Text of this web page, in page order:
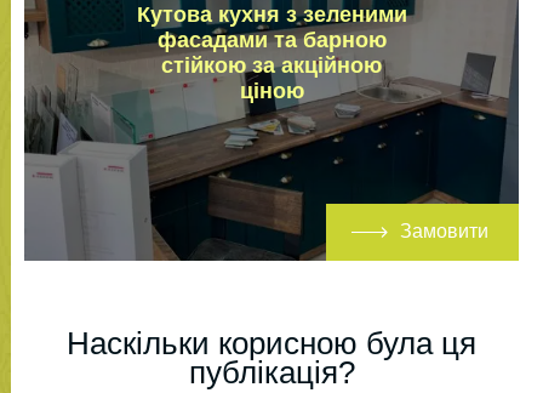
Кутова кухня з зеленими
фасадами та барною
стійкою за акційною
ціною
Замовити
Наскільки корисною була ця
публікація?